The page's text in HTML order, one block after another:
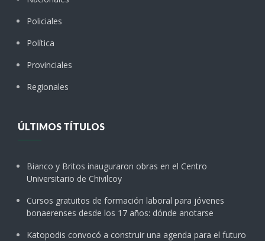
Policiales
Política
Provinciales
Regionales
ÚLTIMOS TÍTULOS
Bianco y Britos inauguraron obras en el Centro
Universitario de Chivilcoy
Cursos gratuitos de formación laboral para jóvenes
bonaerenses desde los 17 años: dónde anotarse
Katopodis convocó a construir una agenda para el futuro